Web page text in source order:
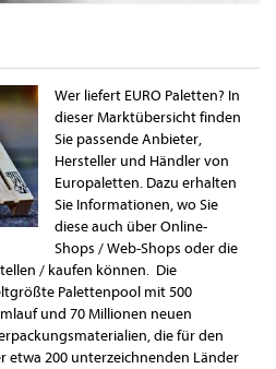
Wer liefert EURO Paletten? In
dieser Marktübersicht finden
Sie passende Anbieter,
Hersteller und Händler von
Europaletten. Dazu erhalten
Sie Informationen, wo Sie
diese auch über Online-
Shops / Web-Shops oder die
/ kaufen können. Die
Palettenpool mit 500
und 70 Millionen neuen
die für den
etwa 200 unterzeichnenden Länder